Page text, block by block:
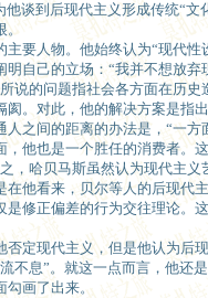
他谈到后现代主义形成传统“
。
主要人物。他始终认为“现代
明自己的立场：“我并不想放
说的问题指社会各方面在历
阂。对此，他的解决方案是指
人之间的距离的办法是，“一
，他也是一个胜任的消费者。
，哈贝马斯虽然认为现代主
在他看来，贝尔等人的后现代
是修正偏差的行为交往理论。
否定现代主义，但是他认为后
不息”。就这一点而言，他还
勾画了出来。